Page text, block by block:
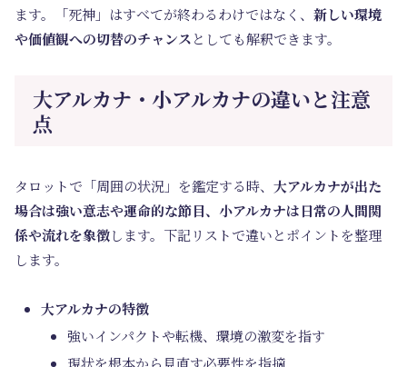
ます。「死神」はすべてが終わるわけではなく、 新しい環境
や価値観への切替のチャンスとしても解釈できます。
大アルカナ・小アルカナの違いと注意
点
タロットで「周囲の状況」を鑑定する時、 大アルカナが出た
場合は強い意志や運命的な節目、小アルカナは日常の人間関
係や流れを象徴します。下記リストで違いとポイントを整理
します。
大アルカナの特徴
強いインパクトや転機、環境の激変を指す
現状を根本から見直す必要性を指摘